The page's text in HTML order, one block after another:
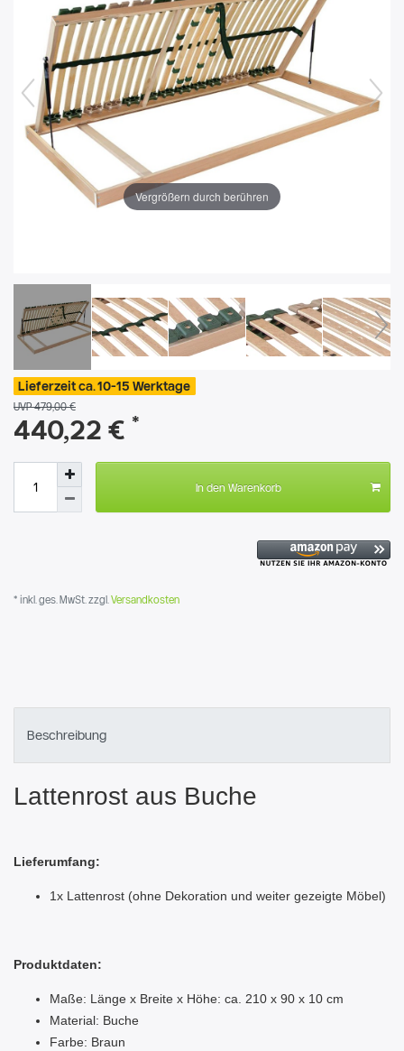
Vergrößern durch berühren
Lieferzeit ca. 10-15 Werktage
UVP 479,00 €
440,22 € *
In den Warenkorb
* inkl. ges. MwSt. zzgl. Versandkosten
Beschreibung
Lattenrost aus Buche
Lieferumfang:
1x Lattenrost (ohne Dekoration und weiter gezeigte Möbel)
Produktdaten:
Maße: Länge x Breite x Höhe: ca. 210 x 90 x 10 cm
Material: Buche
Farbe: Braun